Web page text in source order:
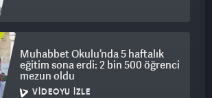
Muhabbet Okulu’nda 5 haftalık
eğitim sona erdi: 2 bin 500 öğrenci
mezun oldu
VIDEOYU İZLE